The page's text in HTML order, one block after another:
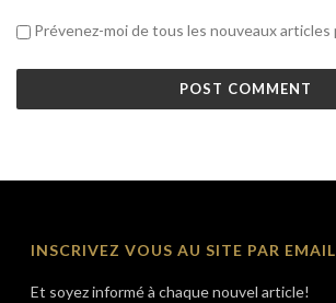
Prévenez-moi de tous les nouveaux articles
INSCRIVEZ VOUS AU SITE PAR EMAIL
Et soyez informé à chaque nouvel article!